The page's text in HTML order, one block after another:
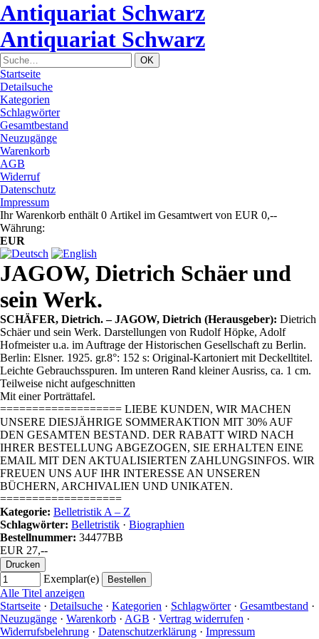
Antiquariat Schwarz
Antiquariat Schwarz
Startseite
Detailsuche
Kategorien
Schlagwörter
Gesamtbestand
Neuzugänge
Warenkorb
AGB
Widerruf
Datenschutz
Impressum
Ihr Warenkorb enthält 0 Artikel im Gesamtwert von EUR 0,--
Währung:
EUR
JAGOW, Dietrich Schäer und
sein Werk.
SCHÄFER, Dietrich. – JAGOW, Dietrich (Herausgeber): Dietrich
Schäer und sein Werk. Darstellungen von Rudolf Höpke, Adolf
Hofmeister u.a. im Auftrage der Historischen Gesellschaft zu Berlin.
Berlin: Elsner. 1925. gr.8°: 152 s: Original-Kartoniert mit Deckelltitel.
Leichte Gebrauchsspuren. Im unteren Rand kleiner Ausriss, ca. 1 cm.
Teilweise nicht aufgeschnitten
Mit einer Porträttafel.
=================== LIEBE KUNDEN, WIR MACHEN
UNSERE DIESJÄHRIGE SOMMERAKTION MIT 30% AUF
DEN GESAMTEN BESTAND. DER RABATT WIRD NACH
IHRER BESTELLUNG ABGEZOGEN, SIE ERHALTEN EINE
EMAIL MIT DEN AKTUALISIERTEN ZAHLUNGSINFOS. WIR
FREUEN UNS AUF IHR INTERESSE AN UNSEREN
BÜCHERN, ARCHIVALIEN UND UNIKATEN.
===================
Kategorie: Belletristik A – Z
Schlagwörter: Belletristik · Biographien
Bestellnummer: 34477BB
EUR 27,--
Exemplar(e)
Alle Titel anzeigen
Startseite · Detailsuche · Kategorien · Schlagwörter· Gesamtbestand ·
Neuzugänge · Warenkorb · AGB · Vertrag widerrufen ·
Widerrufsbelehrung · Datenschutzerklärung · Impressum